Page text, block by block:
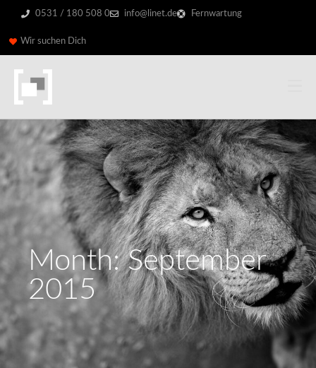
0531 / 180 508 0 info@linet.de Fernwartung
Wir suchen Dich
Month: September
2015